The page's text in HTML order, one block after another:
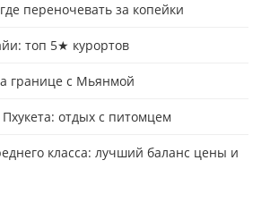
переночевать за копейки
топ 5★ курортов
границе с Мьянмой
отдых с питомцем
класса: лучший баланс цены и